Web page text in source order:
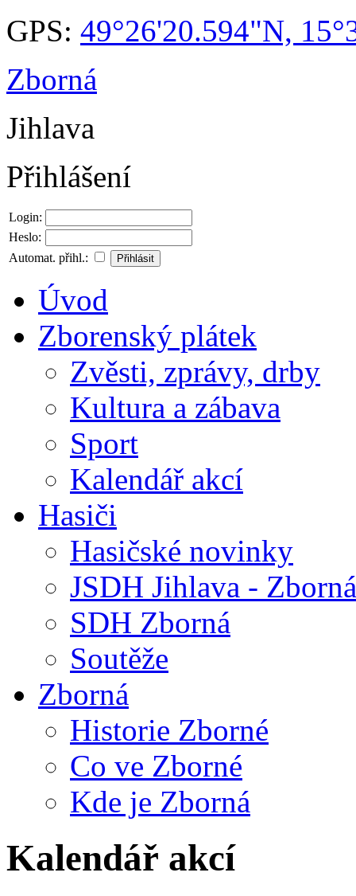
GPS: 49°26'20.594"N,
Zborná
Jihlava
Přihlášení
Login:
Heslo:
Automat. přihl.:
Úvod
Zborenský plátek
Zvěsti, zprávy, drby
Kultura a zábava
Sport
Kalendář akcí
Hasiči
Hasičské novinky
JSDH Jihlava - Zborná
SDH Zborná
Soutěže
Zborná
Historie Zborné
Co ve Zborné
Kde je Zborná
Kalendář akcí